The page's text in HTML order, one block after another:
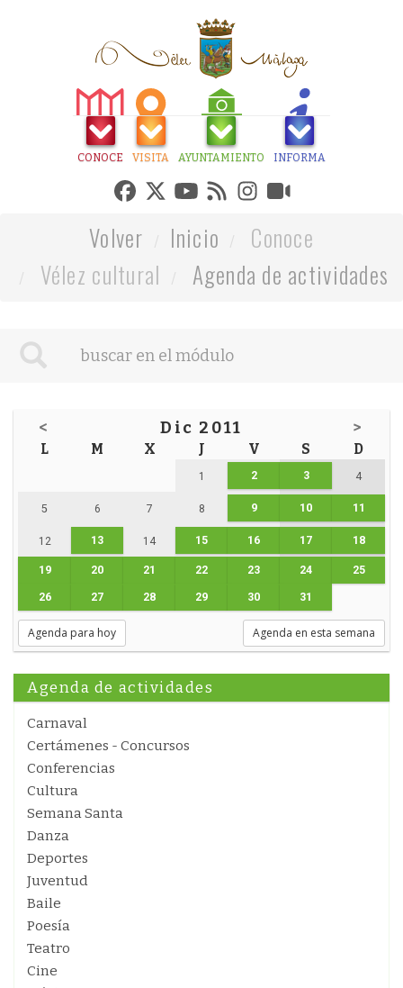
CONOCE VISITA AYUNTAMIENTO INFORMA
Volver Inicio
Conoce
Vélez cultural
Agenda de actividades
< Dic 2011 >
L M X J V S D
1 2 3 4
5 6 7 8 9 10 11
12 13 14 15 16 17 18
19 20 21 22 23 24 25
26 27 28 29 30 31
Agenda para hoy Agenda en esta semana
Agenda de actividades
Carnaval
Certámenes - Concursos
Conferencias
Cultura
Semana Santa
Danza
Deportes
Juventud
Baile
Poesía
Teatro
Cine